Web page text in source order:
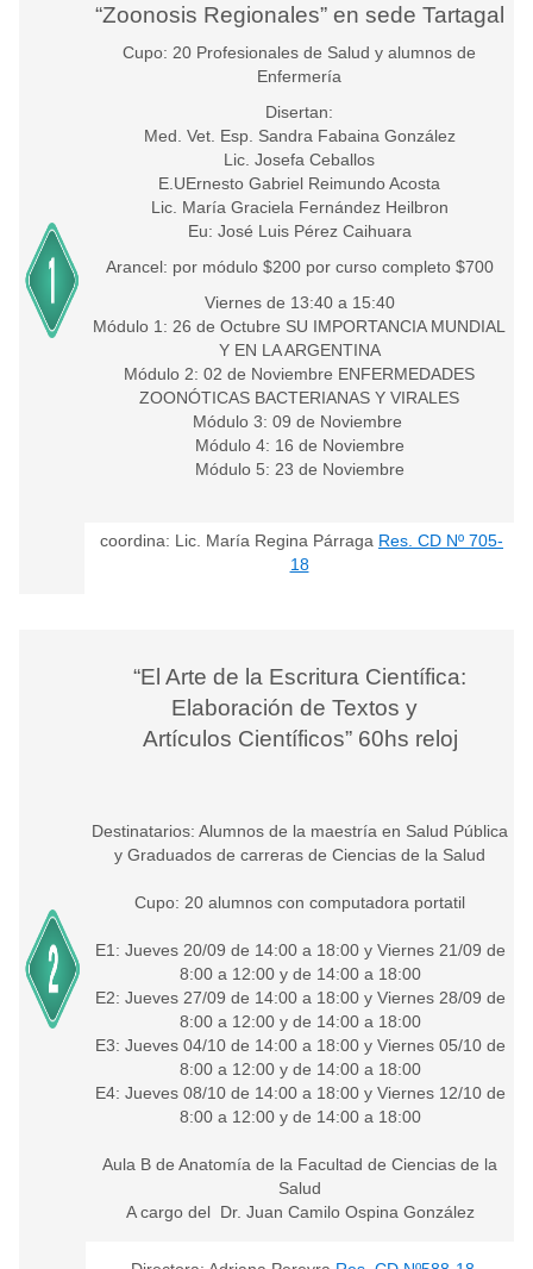
“Zoonosis Regionales” en sede Tartagal
Cupo: 20 Profesionales de Salud y alumnos de
Enfermería
Disertan:
Med. Vet. Esp. Sandra Fabaina González
Lic. Josefa Ceballos
E.UErnesto Gabriel Reimundo Acosta
Lic. María Graciela Fernández Heilbron
Eu: José Luis Pérez Caihuara
Arancel: por módulo $200 por curso completo $700
Viernes de 13:40 a 15:40
Módulo 1: 26 de Octubre SU IMPORTANCIA MUNDIAL
Y EN LA ARGENTINA
Módulo 2: 02 de Noviembre ENFERMEDADES
ZOONÓTICAS BACTERIANAS Y VIRALES
Módulo 3: 09 de Noviembre
Módulo 4: 16 de Noviembre
Módulo 5: 23 de Noviembre
coordina: Lic. María Regina Párraga Res. CD Nº 705-
18
“El Arte de la Escritura Científica:
Elaboración de Textos y
Artículos Científicos” 60hs reloj
Destinatarios: Alumnos de la maestría en Salud Pública
y Graduados de carreras de Ciencias de la Salud
Cupo: 20 alumnos con computadora portatil
E1: Jueves 20/09 de 14:00 a 18:00 y Viernes 21/09 de
8:00 a 12:00 y de 14:00 a 18:00
E2: Jueves 27/09 de 14:00 a 18:00 y Viernes 28/09 de
8:00 a 12:00 y de 14:00 a 18:00
E3: Jueves 04/10 de 14:00 a 18:00 y Viernes 05/10 de
8:00 a 12:00 y de 14:00 a 18:00
E4: Jueves 08/10 de 14:00 a 18:00 y Viernes 12/10 de
8:00 a 12:00 y de 14:00 a 18:00
Aula B de Anatomía de la Facultad de Ciencias de la
Salud
A cargo del Dr. Juan Camilo Ospina González